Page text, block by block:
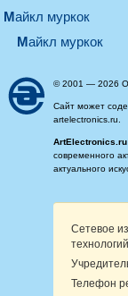
майкл муркок
майкл муркок
© 2001 — 2026
Сайт может
artelectronics.ru.
ArtElectronics.ru
современного
актуального
Сетевое
Телефон